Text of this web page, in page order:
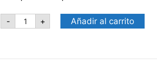
- + Añadir al carrito